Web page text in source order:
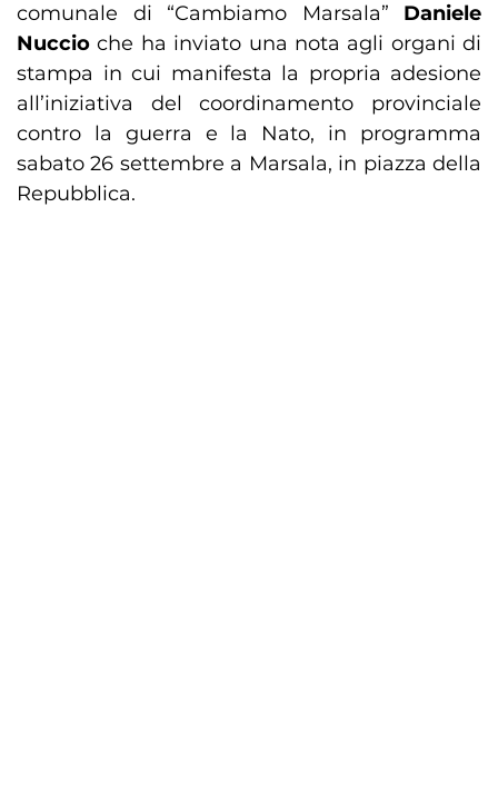
comunale di “Cambiamo Marsala” Daniele
Nuccio che ha inviato una nota agli organi di
stampa in cui manifesta la propria adesione
all’iniziativa del coordinamento provinciale
contro la guerra e la Nato, in programma
sabato 26 settembre a Marsala, in piazza della
Repubblica.